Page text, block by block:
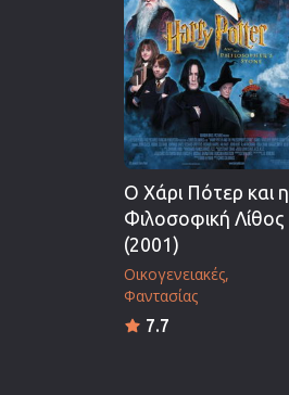
Ο Χάρι Πότερ και η
Φιλοσοφική Λίθος
(2001)
Οικογενειακές
Φαντασίας
7.7